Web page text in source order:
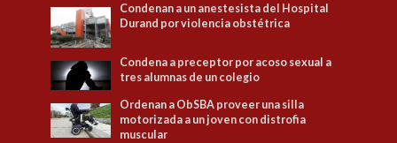
Condenan a un anestesista del Hospital
Durand por violencia obstétrica
Condena a preceptor por acoso sexual a
tres alumnas de un colegio
Ordenan a ObSBA proveer una silla
motorizada a un joven con distrofia
muscular